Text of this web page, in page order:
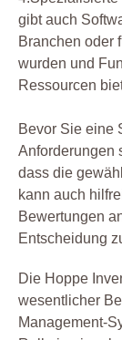
gibt auch
Branchen oder
wurden und
Ressourcen
Bevor Sie eine
Anforderungen
dass die
kann auch
Bewertungen
Entscheidung
Die Hoppe
wesentlicher
Management-